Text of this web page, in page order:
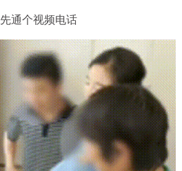
先通个视频电话